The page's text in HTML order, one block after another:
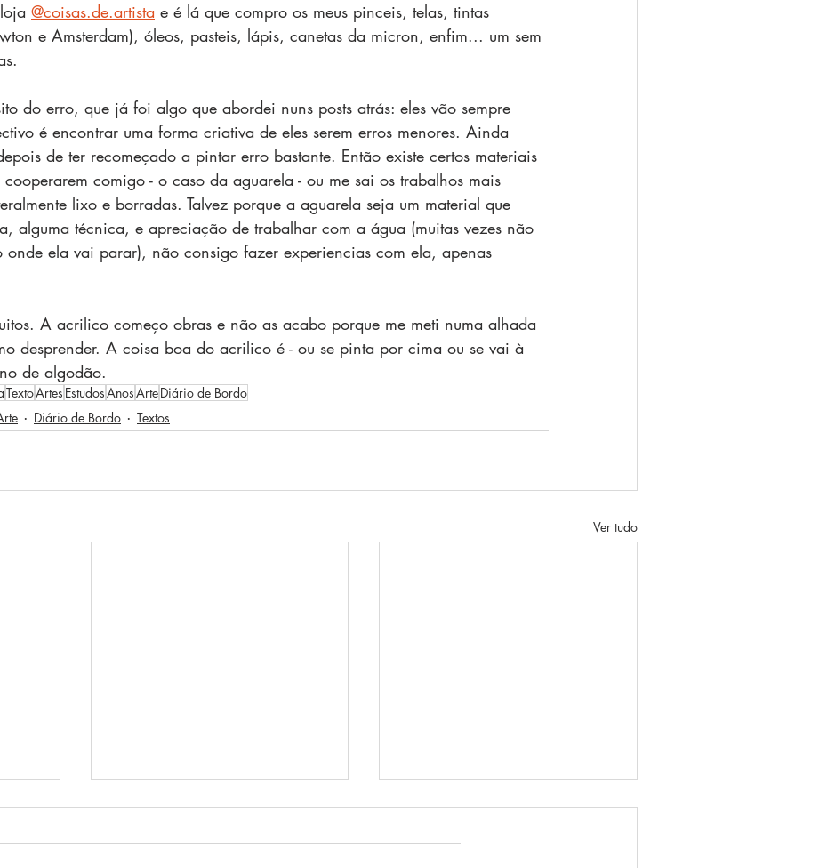
@coisas.de.artista e é lá que compro os meus pinceis, telas, tintas
e Amsterdam), óleos, pasteis, lápis, canetas da micron, enfim... um sem
do erro, que já foi algo que abordei nuns posts atrás: eles vão sempre
é encontrar uma forma criativa de eles serem erros menores. Ainda
de ter recomeçado a pintar erro bastante. Então existe certos materiais
comigo - o caso da aguarela - ou me sai os trabalhos mais
lixo e borradas. Talvez porque a aguarela seja um material que
alguma técnica, e apreciação de trabalhar com a água (muitas vezes não
onde ela vai parar), não consigo fazer experiencias com ela, apenas
A acrilico começo obras e não as acabo porque me meti numa alhada
desprender. A coisa boa do acrilico é - ou se pinta por cima ou se vai à
de algodão.
TextoArtes EstudosAnosArteDiário de Bordo
Diário de Bordo Textos
Ver tudo